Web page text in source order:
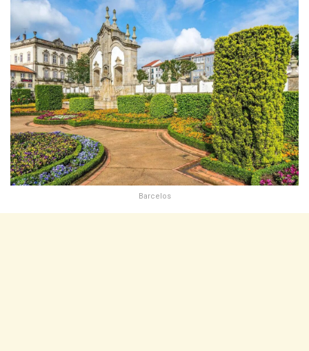
Barcelos